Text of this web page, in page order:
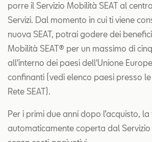
porre il Servizio Mobilità SEAT al
Servizi. Dal momento in cui ti viene
nuova SEAT, potrai godere dei
Mobilità SEAT® per un massimo di
all'interno dei paesi dell'Unione
confinanti (vedi elenco paesi presso
Rete SEAT).
Per i primi due anni dopo l’acquisto, la
automaticamente coperta dal Servizio